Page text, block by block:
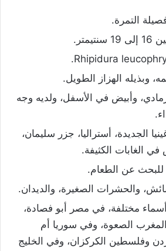
التمرة.
وبذيله الهزاز الطويل.
وأبيض في الأسفل، ولديه وجه
الجديدة، أستراليا، جزر سليمان،
في الغابات الكثيفة.
للبحث عن الطعام.
والحشرات الصغيرة، والديدان.
مختلفة، في مصر أبو فصادة،
الصعوة، وفي سوريا أم
وفلسطين الكركزان، وفي الخليج